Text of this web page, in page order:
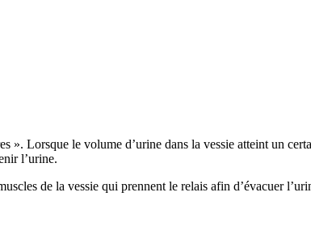
». Lorsque le volume d’urine dans la vessie atteint un
l’urine.
de la vessie qui prennent le relais afin d’évacuer